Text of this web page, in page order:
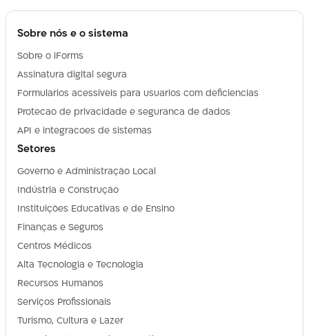
Sobre nós e o sistema
Sobre o iForms
Assinatura digital segura
Formularios acessiveis para usuarios com deficiencias
Protecao de privacidade e seguranca de dados
API e integracoes de sistemas
Setores
Governo e Administração Local
Indústria e Construção
Instituições Educativas e de Ensino
Finanças e Seguros
Centros Médicos
Alta Tecnologia e Tecnologia
Recursos Humanos
Serviços Profissionais
Turismo, Cultura e Lazer